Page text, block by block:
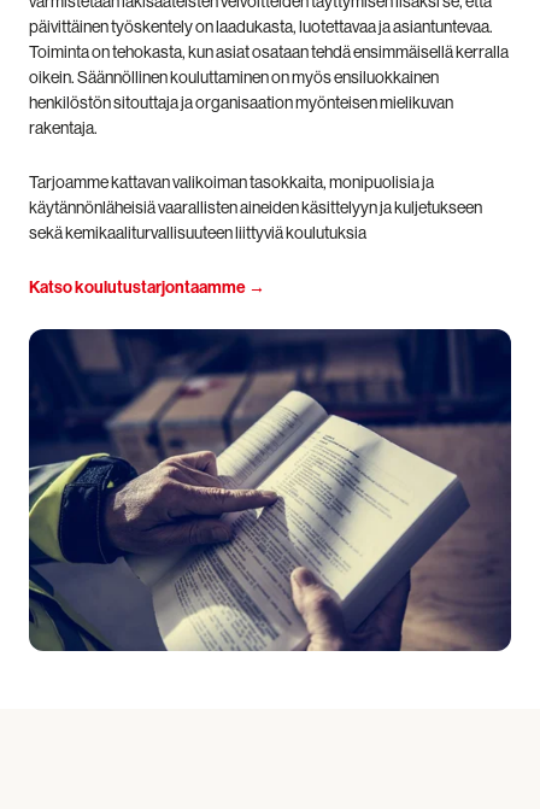
päivittäinen työskentely on laadukasta, luotettavaa ja asiantuntevaa.
Toiminta on tehokasta, kun asiat osataan tehdä ensimmäisellä kerralla
oikein. Säännöllinen kouluttaminen on myös ensiluokkainen
henkilöstön sitouttaja ja organisaation myönteisen mielikuvan
rakentaja.
Tarjoamme kattavan valikoiman tasokkaita, monipuolisia ja
käytännönläheisiä vaarallisten aineiden käsittelyyn ja kuljetukseen
sekä kemikaaliturvallisuuteen liittyviä koulutuksia
Katso koulutustarjontaamme →